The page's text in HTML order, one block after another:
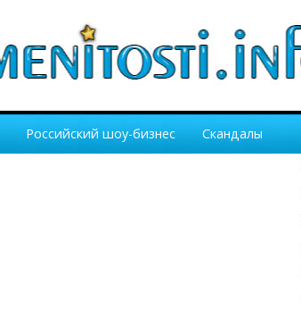
Российский шоу-бизнес Скандалы